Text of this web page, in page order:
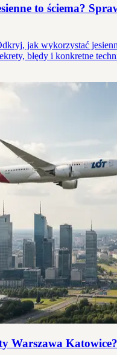
to ściema?
jak wykorzystać
błędy i konkretne
Warszawa